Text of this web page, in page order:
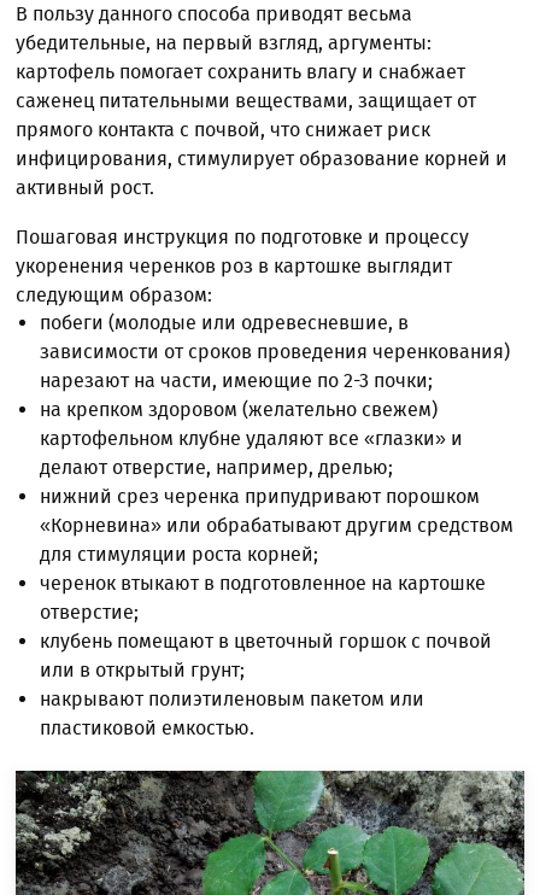
В пользу данного способа приводят весьма
убедительные, на первый взгляд, аргументы:
картофель помогает сохранить влагу и снабжает
саженец питательными веществами, защищает от
прямого контакта с почвой, что снижает риск
инфицирования, стимулирует образование корней и
активный рост.
Пошаговая инструкция по подготовке и процессу
укоренения черенков роз в картошке выглядит
следующим образом:
побеги (молодые или одревесневшие, в
зависимости от сроков проведения черенкования)
нарезают на части, имеющие по 2-3 почки;
на крепком здоровом (желательно свежем)
картофельном клубне удаляют все «глазки» и
делают отверстие, например, дрелью;
нижний срез черенка припудривают порошком
«Корневина» или обрабатывают другим средством
для стимуляции роста корней;
черенок втыкают в подготовленное на картошке
отверстие;
клубень помещают в цветочный горшок с почвой
или в открытый грунт;
накрывают полиэтиленовым пакетом или
пластиковой емкостью.